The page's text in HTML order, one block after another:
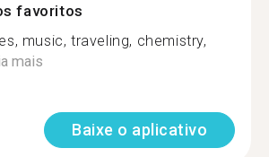
favoritos
music, traveling, chemistry,
mais
Baixe o aplicativo